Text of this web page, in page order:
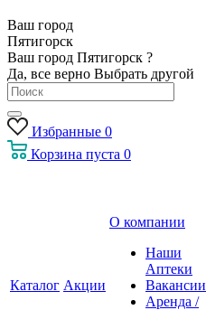
Ваш город
Пятигорск
Ваш город Пятигорск ?
Да, все верно Выбрать другой
Избранные 0
Корзина пуста 0
Каталог Акции
О компании
Наши
Аптеки
Вакансии
Аренда /